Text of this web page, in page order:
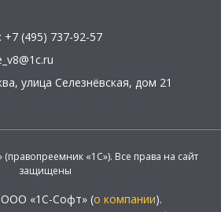
+7 (495) 737-92-57
, улица Селезнёвская, дом 21
«1С»). Все права на сайт
защищены
«1С-Софт» (о компании).